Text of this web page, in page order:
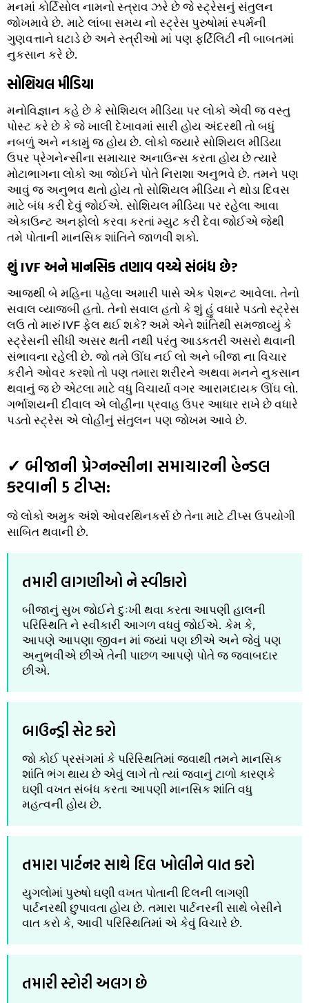
મનમાં કોર્ટિસોલ નામનો સ્ત્રાવ ઝરે છે જે સ્ટ્રેસનું સંતુલન
જોખમાવે છે. માટે લાંબા સમય નો સ્ટ્રેસ પુરુષોમાં સ્પર્મની
ગુણવત્તાને ઘટાડે છે અને સ્ત્રીઓ માં પણ ફર્ટિલિટી ની બાબતમાં
નુકસાન કરે છે.
સોશિયલ મીડિયા
મનોવિજ્ઞાન કહે છે કે સોશિયલ મીડિયા પર લોકો એવી જ વસ્તુ
પોસ્ટ કરે છે કે જે ખાલી દેખાવમાં સારી હોય અંદરથી તો બધું
નબળું અને નકામું જ હોય છે. લોકો જ્યારે સોશિયલ મીડિયા
ઉપર પ્રેગનેન્સીના સમાચાર અનાઉન્સ કરતા હોય છે ત્યારે
મોટાભાગના લોકો આ જોઈને પોતે નિરાશા અનુભવે છે. તમને પણ
આવું જ અનુભવ થતો હોય તો સોશિયલ મીડિયા ને થોડા દિવસ
માટે બંધ કરી દેવું જોઈએ. સોશિયલ મીડિયા પર રહેલા આવા
એકાઉન્ટ અનફોલો કરવા કરતાં મ્યુટ કરી દેવા જોઈએ જેથી
તમે પોતાની માનસિક શાંતિને જાળવી શકો.
શું IVF અને માનસિક તણાવ વચ્ચે સંબંધ છે?
આજથી બે મહિના પહેલા અમારી પાસે એક પેશન્ટ આવેલા. તેનો
સવાલ વ્યાજબી હતો. તેનો સવાલ હતો કે શું હું વધારે પડતો સ્ટ્રેસ
લઉ તો મારું IVF ફેલ થઈ શકે? અમે એને શાંતિથી સમજાવ્યું કે
સ્ટ્રેસની સીધી અસર થતી નથી પરંતુ આડકતરી અસરો થવાની
સંભાવના રહેલી છે. જો તમે ઊંઘ નઈ લો અને બીજા ના વિચાર
કરીને ઓવર કરશો તો પણ તમારા શરીરને અથવા મનને નુકસાન
થવાનું જ છે એટલા માટે વધુ વિચાર્યા વગર આરામદાયક ઊંઘ લો.
ગર્ભાશયની દીવાલ એ લોહીના પ્રવાહ ઉપર આધાર રાખે છે વધારે
પડતો સ્ટ્રેસ એ લોહીનું સંતુલન પણ જોખમ આવે છે.
✓ બીજાની પ્રેગ્નન્સીના સમાચારની હેન્ડલ
કરવાની 5 ટીપ્સ:
જે લોકો અમુક અંશે ઓવરથિનકર્સ છે તેના માટે ટીપ્સ ઉપયોગી
સાબિત થવાની છે.
તમારી લાગણીઓ ને સ્વીકારો
બીજાનું સુખ જોઈને દુઃખી થવા કરતા આપણી હાલની
પરિસ્થિતિ ને સ્વીકારી આગળ વધવું જોઈએ. કેમ કે,
આપણે આપણા જીવન માં જ્યાં પણ છીએ અને જેવું પણ
અનુભવીએ છીએ તેની પાછળ આપણે પોતે જ જવાબદાર
છીએ.
બાઉન્ડ્રી સેટ કરો
જો કોઈ પ્રસંગમાં કે પરિસ્થિતિમાં જવાથી તમને માનસિક
શાંતિ ભંગ થાય છે એવું લાગે તો ત્યાં જવાનું ટાળો કારણકે
ઘણી વખત સંબંધ કરતા આપણી માનસિક શાંતિ વધુ
મહત્વની હોય છે.
તમારા પાર્ટનર સાથે દિલ ખોલીને વાત કરો
યુગલોમાં પુરુષો ઘણી વખત પોતાની દિલની લાગણી
પાર્ટનરથી છુપાવતા હોય છે. તમારા પાર્ટનરની સાથે બેસીને
વાત કરો કે, આવી પરિસ્થિતિમાં એ કેવું વિચારે છે.
તમારી સ્ટોરી અલગ છે